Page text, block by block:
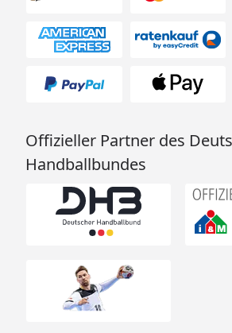
Offizieller Partner des
Handballbundes